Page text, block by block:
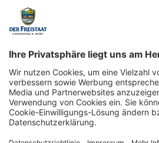
Hersteller:
Hobby
LMC